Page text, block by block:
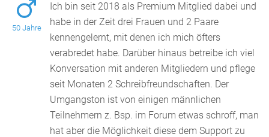
50 Jahre
Ich bin seit 2018 als Premium Mitglied dabei und
habe in der Zeit drei Frauen und 2 Paare
kennengelernt, mit denen ich mich öfters
verabredet habe. Darüber hinaus betreibe ich viel
Konversation mit anderen Mitgliedern und pflege
seit Monaten 2 Schreibfreundschaften. Der
Umgangston ist von einigen männlichen
Teilnehmern z. Bsp. im Forum etwas schroff, man
hat aber die Möglichkeit diese dem Support zu